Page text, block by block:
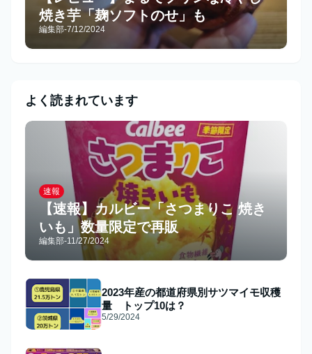
焼き芋「麹ソフトのせ」も
編集部-7/12/2024
よく読まれています
速報
【速報】カルビー「さつまりこ 焼き
いも」数量限定で再販
編集部-11/27/2024
2023年産の都道府県別サツマイモ収穫
量 トップ10は？
5/29/2024